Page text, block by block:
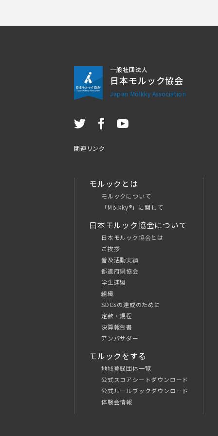
一般社団法人
日本モルック協会
Japan Mölkky Association
関連リンク
モルックとは
モルックについて
「Mölkky®」に関して
日本モルック協会について
日本モルック協会とは
ご挨拶
普及活動実績
都道府県協会
学生連盟
組織
SDGsの達成のために
定款・規程
決算報告書
アンバサダー
モルックをする
地域登録団体一覧
公式スコアシートダウンロード
公式ルールブックダウンロード
体験会情報